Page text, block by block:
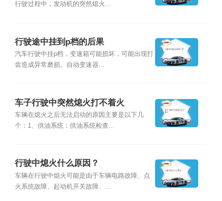
行驶过程中，发动机的突然熄火...
行驶途中挂到p档的后果
汽车行驶中挂p档，变速箱可能损坏，可能出现打
齿造成异常磨损。自动变速器...
车子行驶中突然熄火打不着火
车辆在熄火之后无法启动的原因主要是以下几
个：1、供油系统：供油系统检查...
行驶中熄火什么原因？
车辆在行驶中熄火可能是由于车辆电路故障、点
火系统故障、起动机开关故障、...